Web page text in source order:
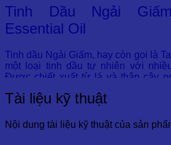
Tinh Dầu Ngải
Essential Oil
Tinh dầu Ngải Giấm, hay còn gọi là
một loại tinh dầu tự nhiên với
Được chiết xuất từ lá và thân cây
Từ việc cải thiện hệ tiêu hóa, giảm
da, tinh dầu ngải giấm hiện nay
phẩm không thể thiếu trong các
Tài liệu kỹ thuật
Nội dung tài liệu kỹ thuật của sản